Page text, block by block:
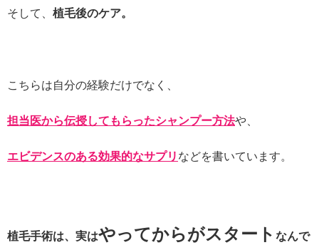
そして、 植毛後のケア。
こちらは自分の経験だけでなく、
担当医から伝授してもらったシャンプー方法や、
エビデンスのある効果的なサプリ などを書いています。
植毛手術は、実はやってからがスタート なんで